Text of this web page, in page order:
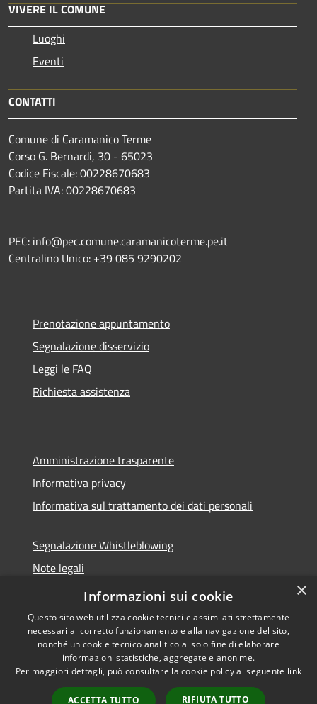
VIVERE IL COMUNE
Luoghi
Eventi
CONTATTI
Comune di Caramanico Terme
Corso G. Bernardi, 30 - 65023
Codice Fiscale: 00228670683
Partita IVA: 00228670683
PEC: info@pec.comune.caramanicoterme.pe.it
Centralino Unico: +39 085 9290202
Prenotazione appuntamento
Segnalazione disservizio
Leggi le FAQ
Richiesta assistenza
Amministrazione trasparente
Informativa privacy
Informativa sul trattamento dei dati personali
Segnalazione Whistleblowing
Note legali
Dichiarazione di accessibilità
Accessibilità
Copyright © 2026 • Comune di
Caramanico Terme • Powered
byMunicipium Accesso
×
Informazioni sui cookie
Questo sito web utilizza cookie tecnici e assimilati strettamente
necessari al corretto funzionamento e alla navigazione del sito,
nonché un cookie tecnico analitico al solo fine di elaborare
informazioni statistiche, aggregate e anonime.
Per maggiori dettagli, può consultare la cookie policy al seguente link
ACCETTA TUTTO RIFIUTA TUTTO